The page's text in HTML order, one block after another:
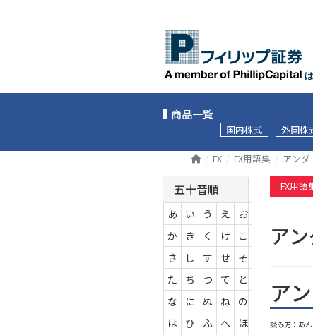
商品一覧
国内株式 外国株
FX FX用語集 アンダ
FX用語
ア
ア
読み方：あ
五十音順
あ い う え
お
か
き く け
こ
さ
し す せ
そ
た
ち つ て
と
な
に ぬ ね
の
は
ひ ふ へ
ほ